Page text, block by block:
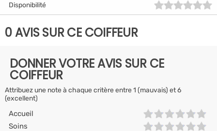
Disponibilité
0 AVIS SUR CE COIFFEUR
DONNER VOTRE AVIS SUR CE
COIFFEUR
Attribuez une note à chaque critère entre 1 (mauvais) et 6
(excellent)
Accueil
Soins